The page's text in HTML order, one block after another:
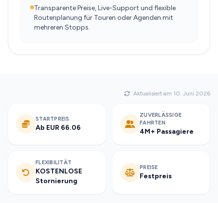
Transparente Preise, Live-Support und flexible
Routenplanung für Touren oder Agenden mit
mehreren Stopps.
Aktualisiert am 10. Juni 2026
STARTPREIS
Ab EUR 66.06
ZUVERLÄSSIGE
FAHRTEN
4M+ Passagiere
FLEXIBILITÄT
KOSTENLOSE
Stornierung
PREISE
Festpreis